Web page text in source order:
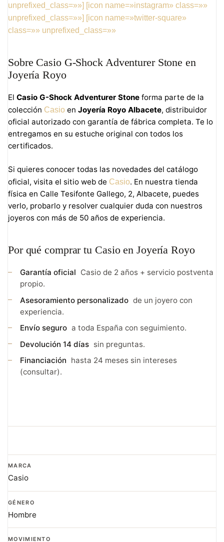
unprefixed_class=»»] [icon name=»instagram» class=»»
unprefixed_class=»»] [icon name=»twitter-square»
class=»» unprefixed_class=»»
Sobre Casio G-Shock Adventurer Stone en
Joyería Royo
El Casio G-Shock Adventurer Stone forma parte de la
colección Casio en Joyería Royo Albacete, distribuidor
oficial autorizado con garantía de fábrica completa. Te lo
entregamos en su estuche original con todos los
certificados.
Si quieres conocer todas las novedades del catálogo
oficial, visita el sitio web de Casio. En nuestra tienda
física en Calle Tesifonte Gallego, 2, Albacete, puedes
verlo, probarlo y resolver cualquier duda con nuestros
joyeros con más de 50 años de experiencia.
Por qué comprar tu Casio en Joyería Royo
Garantía oficial Casio de 2 años + servicio postventa
propio.
Asesoramiento personalizado de un joyero con
experiencia.
Envío seguro a toda España con seguimiento.
Devolución 14 días sin preguntas.
Financiación hasta 24 meses sin intereses
(consultar).
MARCA
Casio
GÉNERO
Hombre
MOVIMIENTO